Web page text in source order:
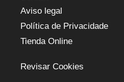
Revisar Cookies
Pardo, 8 bajos
08027 Barcelona (SPAIN)